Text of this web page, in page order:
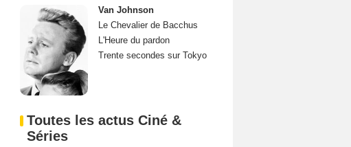
Van Johnson
Le Chevalier de Bacchus
L'Heure du pardon
Trente secondes sur Tokyo
Toutes les actus Ciné &
Séries